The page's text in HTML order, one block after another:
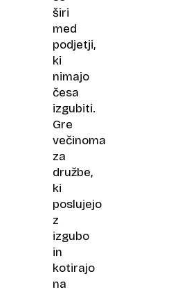
širi
med
podjetji,
ki
nimajo
česa
izgubiti.
Gre
večinoma
za
družbe,
ki
poslujejo
z
izgubo
in
kotirajo
na